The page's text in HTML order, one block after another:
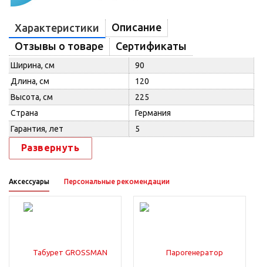
Характеристики
Описание
Отзывы о товаре
Сертификаты
Ширина, см
90
Длина, см
120
Высота, см
225
Страна
Германия
Гарантия, лет
5
Развернуть
Аксессуары Персональные рекомендации